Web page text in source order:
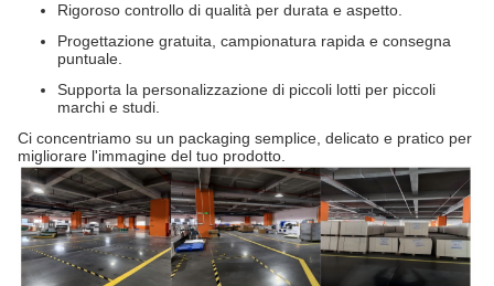
Rigoroso controllo di qualità per durata e aspetto.
Progettazione gratuita, campionatura rapida e consegna
puntuale.
Supporta la personalizzazione di piccoli lotti per piccoli
marchi e studi.
Ci concentriamo su un packaging semplice, delicato e pratico per
migliorare l'immagine del tuo prodotto.